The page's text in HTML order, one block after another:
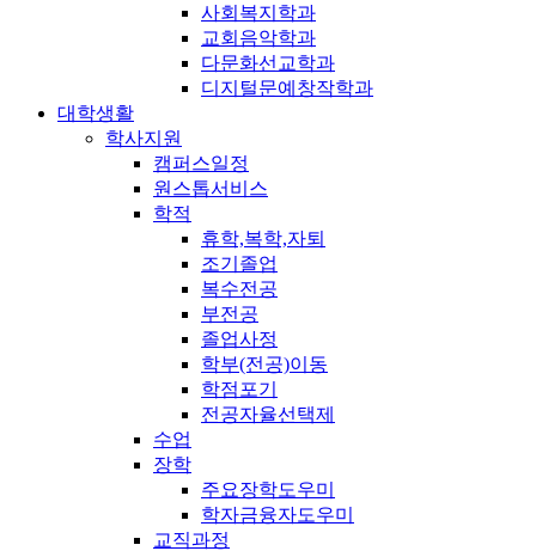
사회복지학과
교회음악학과
다문화선교학과
디지털문예창작학과
대학생활
학사지원
캠퍼스일정
원스톱서비스
학적
휴학,복학,자퇴
조기졸업
복수전공
부전공
졸업사정
학부(전공)이동
학점포기
전공자율선택제
수업
장학
주요장학도우미
학자금융자도우미
교직과정